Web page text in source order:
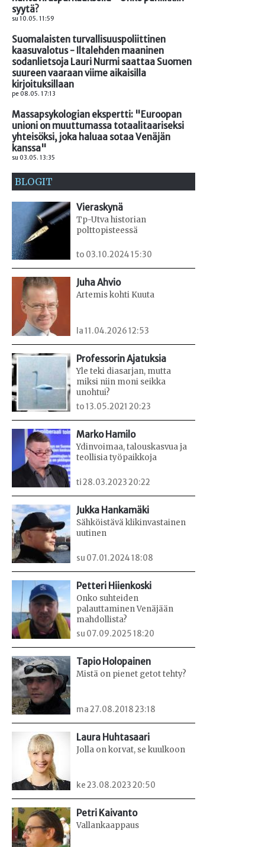
syytä?
su 10.05. 11:59
Suomalaisten turvallisuuspoliittinen
kaasuvalotus - Iltalehden maaninen
sodanlietsoja Lauri Nurmi saattaa Suomen
suureen vaaraan viime aikaisilla
kirjoituksillaan
pe 08.05. 17:13
Massapsykologian ekspertti: "Euroopan
unioni on muuttumassa totaalitaariseksi
yhteisöksi, joka haluaa sotaa Venäjän
kanssa"
su 03.05. 13:35
BLOGIT
Vieraskynä
Tp-Utva historian
polttopisteessä
to 03.10.2024 15:30
Juha Ahvio
Artemis kohti Kuuta
la 11.04.2026 12:53
Professorin Ajatuksia
Yle teki diasarjan, mutta
miksi niin moni seikka
unohtui?
to 13.05.2021 20:23
Marko Hamilo
Ydinvoimaa, talouskasvua ja
teollisia työpaikkoja
ti 28.03.2023 20:22
Jukka Hankamäki
Sähköistävä klikinvastainen
uutinen
su 07.01.2024 18:08
Petteri Hiienkoski
Onko suhteiden
palauttaminen Venäjään
mahdollista?
su 07.09.2025 18:20
Tapio Holopainen
Mistä on pienet getot tehty?
ma 27.08.2018 23:18
Laura Huhtasaari
Jolla on korvat, se kuulkoon
ke 23.08.2023 20:50
Petri Kaivanto
Vallankaappaus